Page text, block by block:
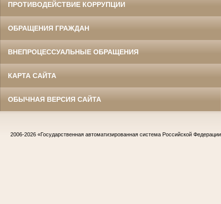
ПРОТИВОДЕЙСТВИЕ КОРРУПЦИИ
ОБРАЩЕНИЯ ГРАЖДАН
ВНЕПРОЦЕССУАЛЬНЫЕ ОБРАЩЕНИЯ
КАРТА САЙТА
ОБЫЧНАЯ ВЕРСИЯ САЙТА
2006-2026 «Государственная автоматизированная система Российской